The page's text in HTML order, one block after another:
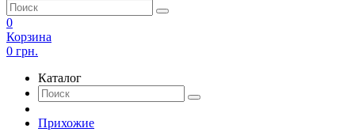
0
Корзина
0 грн.
Каталог
Прихожие